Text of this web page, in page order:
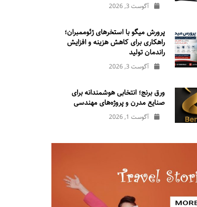
آگوست 3, 2026
پرورش میگو با استخرهای ژئوممبران؛
راهکاری برای کاهش هزینه و افزایش
راندمان تولید
آگوست 3, 2026
ورق برنج؛ انتخابی هوشمندانه برای
صنایع مدرن و پروژه‌های مهندسی
آگوست 1, 2026